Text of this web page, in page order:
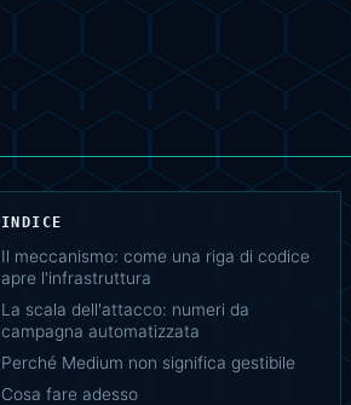
INDICE
Il meccanismo: come una riga di codice
apre l'infrastruttura
La scala dell'attacco: numeri da
campagna automatizzata
Perché Medium non significa gestibile
Cosa fare adesso